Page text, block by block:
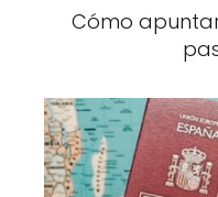
Cómo